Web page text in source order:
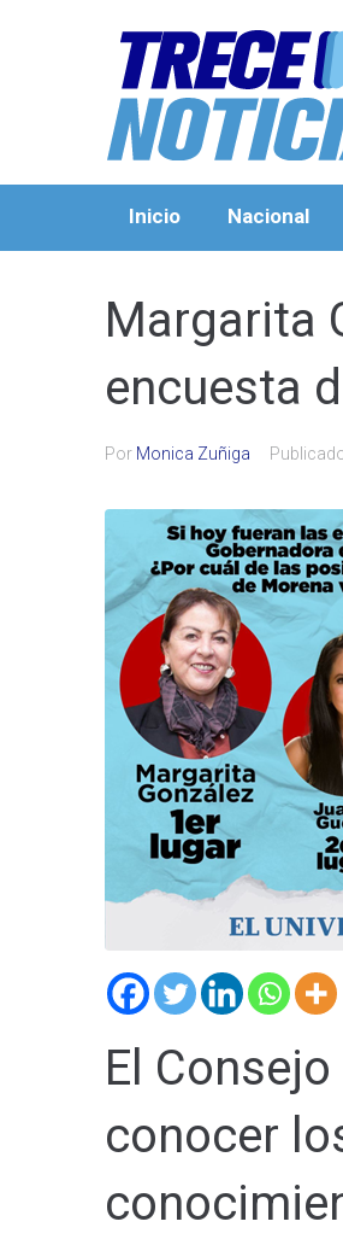
Inicio Nacional
Margarita
encuesta
Por Monica Zuñiga
El
conocer